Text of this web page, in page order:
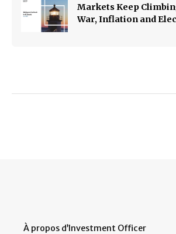
Markets Keep
War, Inflation and
À propos d’Investment Officer